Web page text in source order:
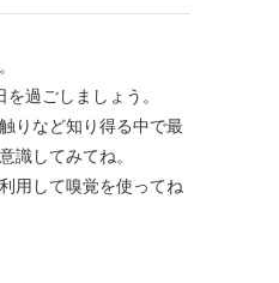
過ごしましょう。
りなど知り得る中で最
識してみてね。
用して嗅覚を使ってね